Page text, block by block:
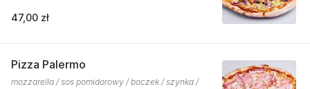
47,00 zł
Pizza Palermo
mozzarella / sos pomidorowy / boczek / szynka /